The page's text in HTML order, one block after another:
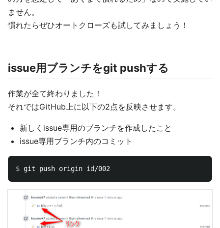
ません。
慣れたらぜひオートクローズも試してみましょう！
issue用ブランチをgit pushする
作業が全て終わりました！
それではGitHub上に以下の2点を反映させます。
新しくissue専用のブランチを作成したこと
issue専用ブランチ内のコミット
$ git push origin id